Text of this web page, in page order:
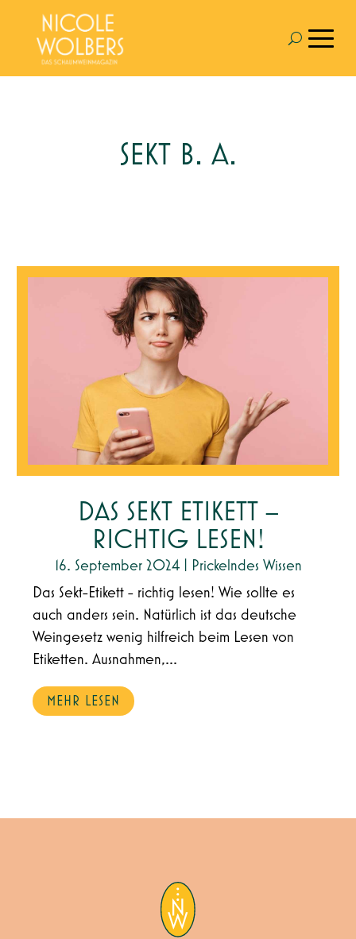
SEKT B. A.
DAS SEKT ETIKETT –
RICHTIG LESEN!
16. September 2024|
Prickelndes Wissen
Das Sekt-Etikett - richtig lesen! Wie sollte es
auch anders sein. Natürlich ist das deutsche
Weingesetz wenig hilfreich beim Lesen von
Etiketten. Ausnahmen,...
MEHR LESEN